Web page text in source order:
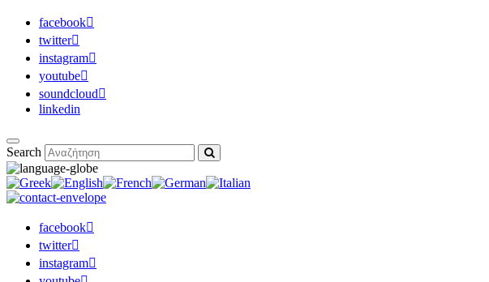
facebook
twitter
instagram
youtube
soundcloud
linkedin
Search
facebook
twitter
instagram